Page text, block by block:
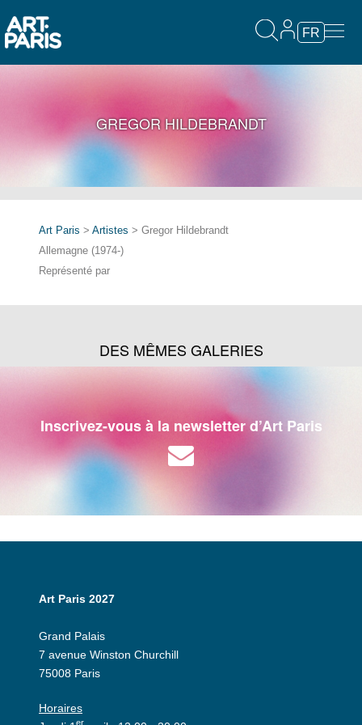
FR
GREGOR HILDEBRANDT
Art Paris > Artistes > Gregor Hildebrandt
Allemagne (1974-)
Représenté par
DES MÊMES GALERIES
Inscrivez-vous à la newsletter d’Art Paris
Art Paris 2027
Grand Palais
7 avenue Winston Churchill
75008 Paris
Horaires
er